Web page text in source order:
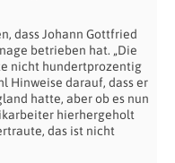
dass Johann Gottfried
betrieben hat. „Die
nicht hundertprozentig
Hinweise darauf, dass er
hatte, aber ob es nun
hierhergeholt
das ist nicht